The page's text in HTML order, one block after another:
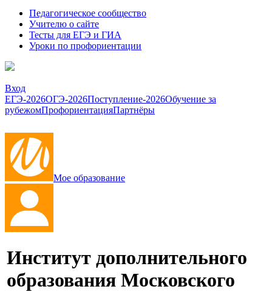
Педагогическое сообщество
Учителю о сайте
Тесты для ЕГЭ и ГИА
Уроки по профориентации
Вход
ЕГЭ-2026ОГЭ-2026Поступление-2026Обучение за
рубежомПрофориентацияПартнёры
Мое образование
Институт дополнительного
образования Московского